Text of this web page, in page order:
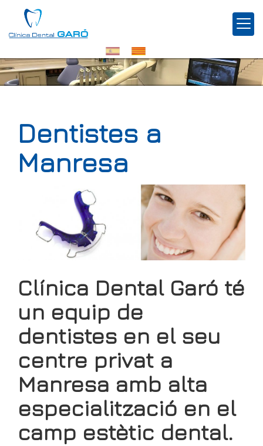
Dentistes a
Manresa
Clínica Dental Garó té
un equip de
dentistes en el seu
centre privat a
Manresa amb alta
especialització en el
camp estètic dental.